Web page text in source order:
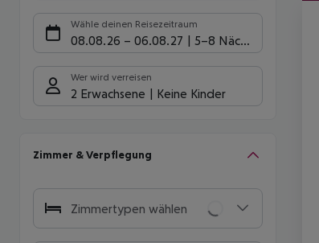
Wähle deinen Reisezeitraum
08.08.26 – 06.08.27 5-8 Nächte
Wer wird verreisen
2 Erwachsene Keine Kinder
Zimmer & Verpflegung
Zimmertypen wählen